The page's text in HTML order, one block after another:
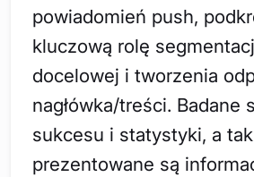
powiadomień push,
kluczową rolę
docelowej i tworzenia
nagłówka/treści. Badane
sukcesu i statystyki, a
prezentowane są